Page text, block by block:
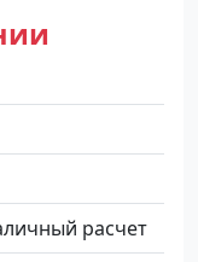
расчет